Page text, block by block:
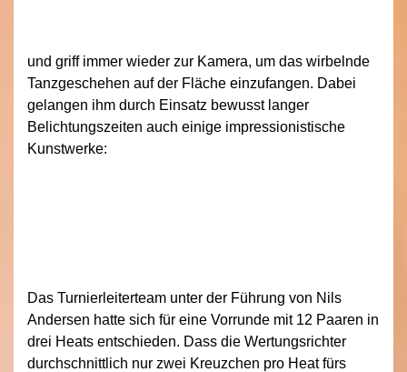
und griff immer wieder zur Kamera, um das wirbelnde
Tanzgeschehen auf der Fläche einzufangen. Dabei
gelangen ihm durch Einsatz bewusst langer
Belichtungszeiten auch einige impressionistische
Kunstwerke:
Das Turnierleiterteam unter der Führung von Nils
Andersen hatte sich für eine Vorrunde mit 12 Paaren in
drei Heats entschieden. Dass die Wertungsrichter
durchschnittlich nur zwei Kreuzchen pro Heat fürs